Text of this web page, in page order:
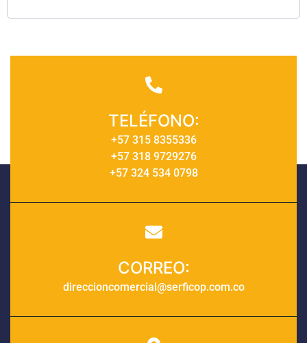
TELÉFONO:
+57 315 8355336
+57 318 9729276
+57 324 534 0798
CORREO:
direccioncomercial@serficop.com.co